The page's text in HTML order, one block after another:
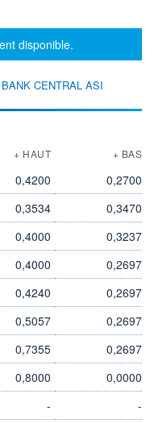
disponible.
CENTRAL ASI
+ HAUT + BAS
0,4200
0,2700
0,3534
0,3470
0,4000
0,3237
0,4000
0,2697
0,4240
0,2697
0,5057
0,2697
0,7355
0,2697
0,8000
0,0000
-
-